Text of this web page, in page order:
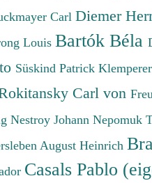
Carl Diemer
Louis Bartók Béla
Süskind Patrick
Carl von
Nestroy Johann Nepomuk
August Heinrich
Casals Pablo